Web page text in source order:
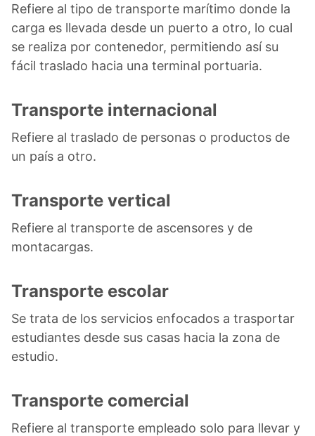
Refiere al tipo de transporte marítimo donde la
carga es llevada desde un puerto a otro, lo cual
se realiza por contenedor, permitiendo así su
fácil traslado hacia una terminal portuaria.
Transporte internacional
Refiere al traslado de personas o productos de
un país a otro.
Transporte vertical
Refiere al transporte de ascensores y de
montacargas.
Transporte escolar
Se trata de los servicios enfocados a trasportar
estudiantes desde sus casas hacia la zona de
estudio.
Transporte comercial
Refiere al transporte empleado solo para llevar y